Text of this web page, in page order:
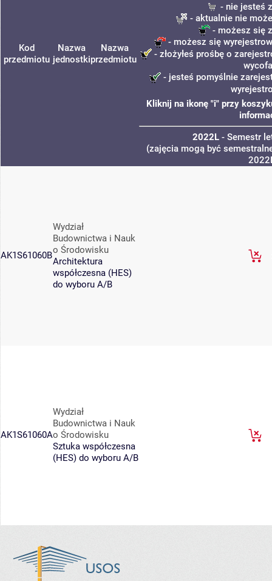
Kod
przedmiotu
Nazwa
jednostki
Nazwa
przedmiotu
- nie jesteś
- aktualnie nie
- możesz się
- możesz się
- złożyłeś prośbę o
- jesteś pomyślnie
Kliknij na ikonę "i" przy
2022L - Semestr
(zajęcia mogą być
AK1S61060B
Wydział
Budownictwa i Nauk
o Środowisku
Architektura
współczesna (HES)
do wyboru A/B
AK1S61060A
Wydział
Budownictwa i Nauk
o Środowisku
Sztuka współczesna
(HES) do wyboru A/B